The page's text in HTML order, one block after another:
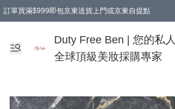
訂單買滿$999即包京東送貨上門或京東自提點
Duty Free Ben | 您的私人
全球頂級美妝採購專家